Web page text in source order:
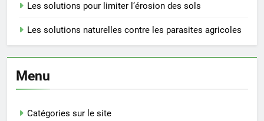
Les solutions pour limiter l’érosion des sols
Les solutions naturelles contre les parasites agricoles
Menu
Catégories sur le site